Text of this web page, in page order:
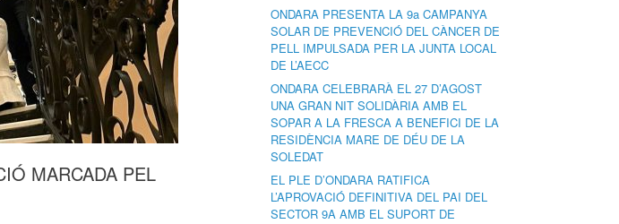
MARCADA PEL
ONDARA PRESENTA LA 9a CAMPANYA
SOLAR DE PREVENCIÓ DEL CÀNCER DE
PELL IMPULSADA PER LA JUNTA LOCAL
DE L’AECC
ONDARA CELEBRARÀ EL 27 D’AGOST
UNA GRAN NIT SOLIDÀRIA AMB EL
SOPAR A LA FRESCA A BENEFICI DE LA
RESIDÈNCIA MARE DE DÉU DE LA
SOLEDAT
EL PLE D’ONDARA RATIFICA
L’APROVACIÓ DEFINITIVA DEL PAI DEL
SECTOR 9A AMB EL SUPORT DE